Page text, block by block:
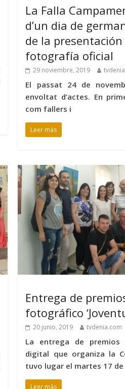
La Falla
d’un dia de
de la
fotografía oficial
29 noviembre, 2019
El passat 24 de
envoltat d’actes. En
com fallers i
Leer más
Entrega de
fotográfico
20 junio, 2019 tvdenia.com
La entrega de
digital que organiza la
tuvo lugar el martes 17 de
Leer más